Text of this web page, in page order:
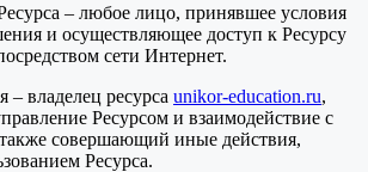
– любое лицо, принявшее условия
и осуществляющее доступ к Ресурсу
сети Интернет.
владелец ресурса unikor-education.ru,
Ресурсом и взаимодействие с
совершающий иные действия,
Ресурса.